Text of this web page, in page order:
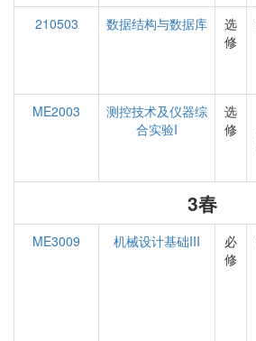
210503
数据结构与数据库
选
修
ME2003
测控技术及仪器综
合实验I
选
修
3春
ME3009 机械设计基础III
必
修